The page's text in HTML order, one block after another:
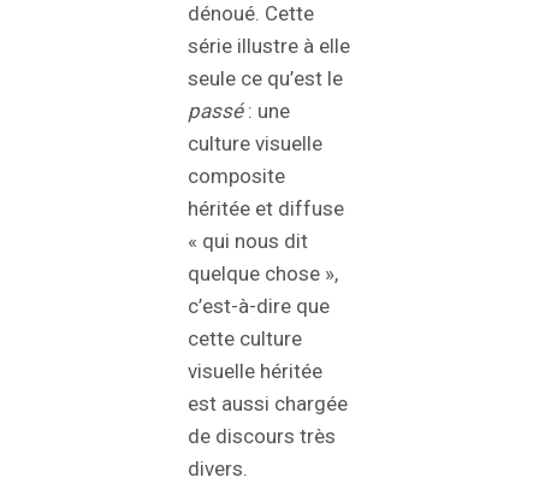
dénoué. Cette
série illustre à elle
seule ce qu’est le
passé : une
culture visuelle
composite
héritée et diffuse
« qui nous dit
quelque chose »,
c’est-à-dire que
cette culture
visuelle héritée
est aussi chargée
de discours très
divers.